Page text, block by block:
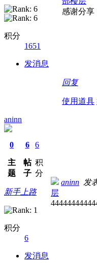
积分
1651
发消息
感谢分享
回复
使用道具
aninn
0
主
题
6
帖
子
6
积
分
新手上路
积分
6
发消息
aninn 发
层